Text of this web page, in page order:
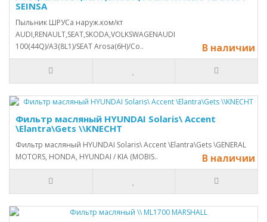
SEINSA
Пыльник ШРУСа наруж.ком/кт
AUDI,RENAULT,SEAT,SKODA,VOLKSWAGENAUDI
100(44Q)/A3(8L1)/SEAT Arosa(6H)/Co..
В наличии
Фильтр масляный HYUNDAI Solaris\ Accent
\Elantra\Gets \\KNECHT
Фильтр масляный HYUNDAI Solaris\ Accent \Elantra\Gets \GENERAL
MOTORS, HONDA, HYUNDAI / KIA (MOBIS..
В наличии